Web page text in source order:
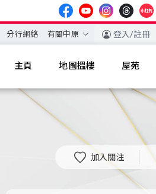
分行網絡 有關中原 登入/註冊
主頁 地圖搵樓 屋苑
加入關注